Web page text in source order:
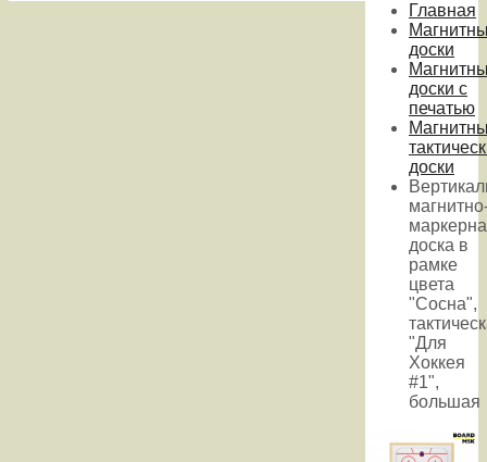
Главная
доски
доски с
печатью
доски
доска в
рамке
цвета
"Сосна",
"Для
Хоккея
#1",
большая